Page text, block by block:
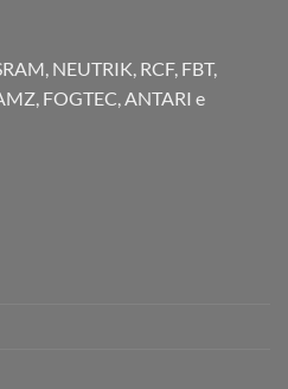
NEUTRIK, RCF, FBT,
FOGTEC, ANTARI e